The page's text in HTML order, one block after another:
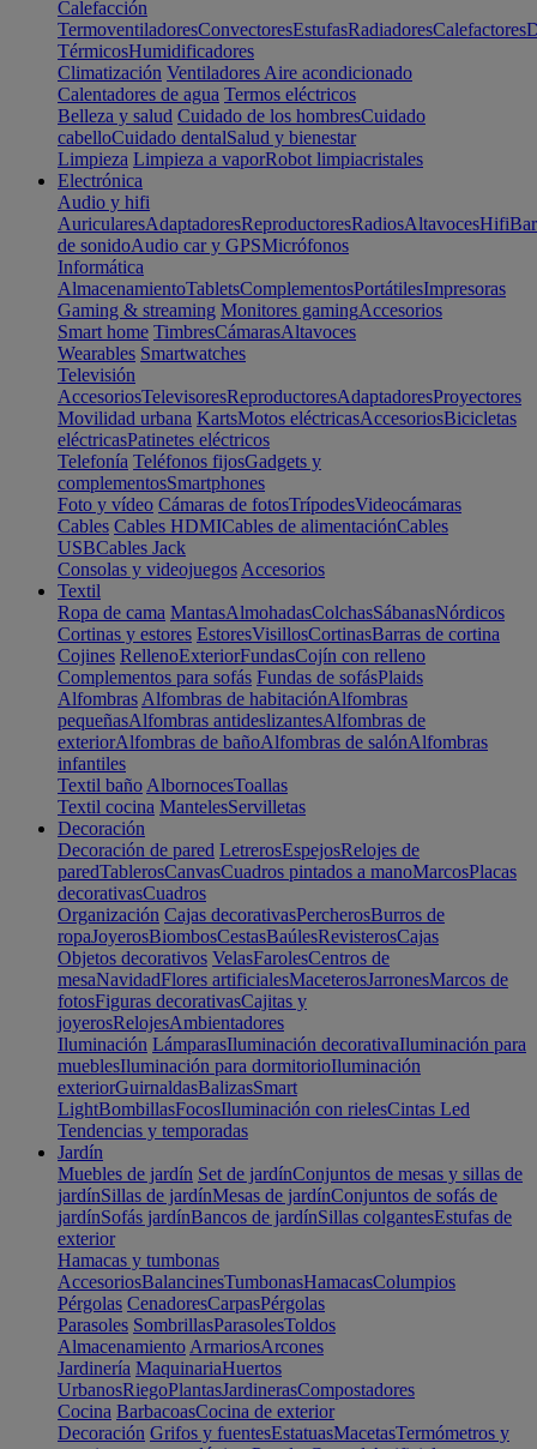
Calefacción
TermoventiladoresConvectoresEstufasRadiadoresCalefactores
TérmicosHumidificadores
Climatización Ventiladores Aire acondicionado
Calentadores de agua Termos eléctricos
Belleza y salud Cuidado de los hombresCuidado
cabelloCuidado dentalSalud y bienestar
Limpieza Limpieza a vaporRobot limpiacristales
Electrónica
Audio y hifi
AuricularesAdaptadoresReproductoresRadiosAltavocesHifi
de sonidoAudio car y GPSMicrófonos
Informática
AlmacenamientoTabletsComplementosPortátilesImpresoras
Gaming & streaming Monitores gamingAccesorios
Smart home TimbresCámarasAltavoces
Wearables Smartwatches
Televisión
AccesoriosTelevisoresReproductoresAdaptadoresProyectores
Movilidad urbana KartsMotos eléctricasAccesoriosBicicletas
eléctricasPatinetes eléctricos
Telefonía Teléfonos fijosGadgets y
complementosSmartphones
Foto y vídeo Cámaras de fotosTrípodesVideocámaras
Cables Cables HDMICables de alimentaciónCables
USBCables Jack
Consolas y videojuegos Accesorios
Textil
Ropa de cama MantasAlmohadasColchasSábanasNórdicos
Cortinas y estores EstoresVisillosCortinasBarras de cortina
Cojines RellenoExteriorFundasCojín con relleno
Complementos para sofás Fundas de sofásPlaids
Alfombras Alfombras de habitaciónAlfombras
pequeñasAlfombras antideslizantesAlfombras de
exteriorAlfombras de bañoAlfombras de salónAlfombras
infantiles
Textil baño AlbornocesToallas
Textil cocina MantelesServilletas
Decoración
Decoración de pared LetrerosEspejosRelojes de
paredTablerosCanvasCuadros pintados a manoMarcosPlacas
decorativasCuadros
Organización Cajas decorativasPercherosBurros de
ropaJoyerosBiombosCestasBaúlesRevisterosCajas
Objetos decorativos VelasFarolesCentros de
mesaNavidadFlores artificialesMaceterosJarronesMarcos de
fotosFiguras decorativasCajitas y
joyerosRelojesAmbientadores
Iluminación LámparasIluminación decorativaIluminación para
mueblesIluminación para dormitorioIluminación
exteriorGuirnaldasBalizasSmart
LightBombillasFocosIluminación con rielesCintas Led
Tendencias y temporadas
Jardín
Muebles de jardín Set de jardínConjuntos de mesas y sillas de
jardínSillas de jardínMesas de jardínConjuntos de sofás de
jardínSofás jardínBancos de jardínSillas colgantesEstufas de
exterior
Hamacas y tumbonas
AccesoriosBalancinesTumbonasHamacasColumpios
Pérgolas CenadoresCarpasPérgolas
Parasoles SombrillasParasolesToldos
Almacenamiento ArmariosArcones
Jardinería MaquinariaHuertos
UrbanosRiegoPlantasJardinerasCompostadores
Cocina BarbacoasCocina de exterior
Decoración Grifos y fuentesEstatuasMacetasTermómetros y